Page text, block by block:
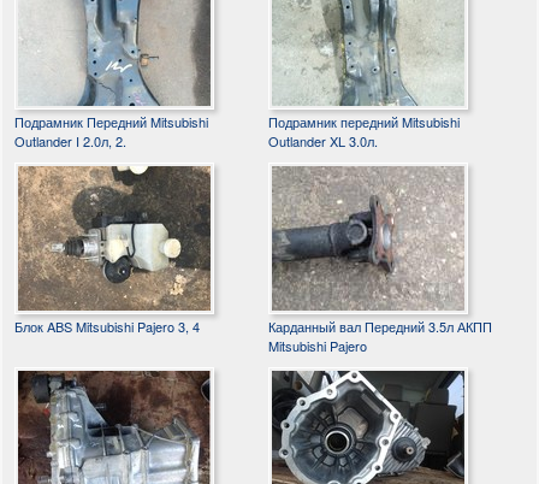
Подрамник Передний Mitsubishi
Outlander I 2.0л, 2.
Подрамник передний Mitsubishi
Outlander XL 3.0л.
Блок ABS Mitsubishi Pajero 3, 4
Карданный вал Передний 3.5л АКПП
Mitsubishi Pajero